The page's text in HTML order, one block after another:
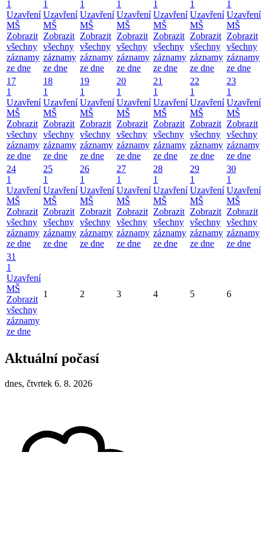
1
Uzavření
MŠ
Zobrazit
všechny
záznamy
ze dne
1
Uzavření
MŠ
Zobrazit
všechny
záznamy
ze dne
1
Uzavření
MŠ
Zobrazit
všechny
záznamy
ze dne
1
Uzavření
MŠ
Zobrazit
všechny
záznamy
ze dne
1
Uzavření
MŠ
Zobrazit
všechny
záznamy
ze dne
1
Uzavření
MŠ
Zobrazit
všechny
záznamy
ze dne
1
Uzavření
MŠ
Zobrazit
všechny
záznamy
ze dne
17
1
Uzavření
MŠ
Zobrazit
všechny
záznamy
ze dne
18
1
Uzavření
MŠ
Zobrazit
všechny
záznamy
ze dne
19
1
Uzavření
MŠ
Zobrazit
všechny
záznamy
ze dne
20
1
Uzavření
MŠ
Zobrazit
všechny
záznamy
ze dne
21
1
Uzavření
MŠ
Zobrazit
všechny
záznamy
ze dne
22
1
Uzavření
MŠ
Zobrazit
všechny
záznamy
ze dne
23
1
Uzavření
MŠ
Zobrazit
všechny
záznamy
ze dne
24
1
Uzavření
MŠ
Zobrazit
všechny
záznamy
ze dne
25
1
Uzavření
MŠ
Zobrazit
všechny
záznamy
ze dne
26
1
Uzavření
MŠ
Zobrazit
všechny
záznamy
ze dne
27
1
Uzavření
MŠ
Zobrazit
všechny
záznamy
ze dne
28
1
Uzavření
MŠ
Zobrazit
všechny
záznamy
ze dne
29
1
Uzavření
MŠ
Zobrazit
všechny
záznamy
ze dne
30
1
Uzavření
MŠ
Zobrazit
všechny
záznamy
ze dne
31
1
Uzavření
MŠ
Zobrazit
všechny
záznamy
ze dne
1 2 3 4 5 6
Aktuální počasí
dnes, čtvrtek 6. 8. 2026